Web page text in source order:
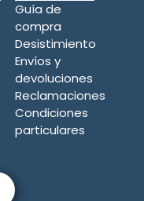
Guía de
compra
Desistimiento
Envíos y
devoluciones
Reclamaciones
Condiciones
particulares